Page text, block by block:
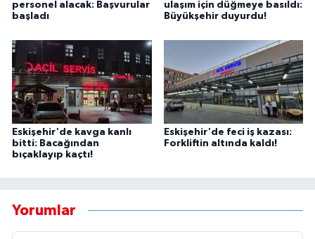
personel alacak: Başvurular
başladı
ulaşım için düğmeye basıldı:
Büyükşehir duyurdu!
Eskişehir'de kavga kanlı
bitti: Bacağından
bıçaklayıp kaçtı!
Eskişehir'de feci iş kazası:
Forkliftin altında kaldı!
Yorumlar